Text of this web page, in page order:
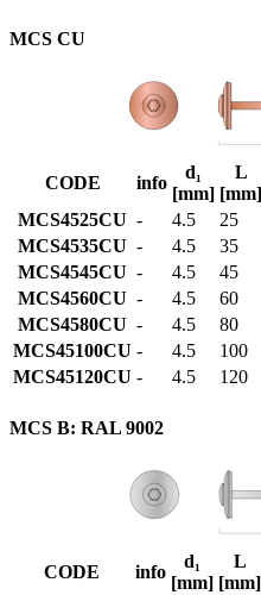
MCS CU
CODE info
d₁
[mm]
L
[mm]
MCS4525CU - 4.5 25
MCS4535CU - 4.5 35
MCS4545CU - 4.5 45
MCS4560CU - 4.5 60
MCS4580CU - 4.5 80
MCS45100CU - 4.5 100
MCS45120CU - 4.5 120
MCS B: RAL 9002
CODE info
d₁
[mm]
L
[mm]